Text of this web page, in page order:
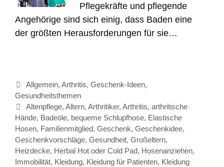
Pflegekräfte und pflegende
Angehörige sind sich einig, dass Baden eine
der größten Herausforderungen für sie…
Kategorien
Allgemein,Arthritis,Geschenk-Ideen,
Gesundheitsthemen
Schlagwörter
Altenpflege,Altern,Arthritiker,Arthritis,arthritische
Hände, Badeöle, bequeme Schlupfhose, Elastische
Hosen, Familienmitglied, Geschenk, Geschenkidee,
Geschenkvorschläge, Gesundheit, Großeltern,
Heizdecke, Herbal Hot oder Cold Pad, Hosenanziehen,
Immobilität, Kleidung, Kleidung für Patienten, Kleidung